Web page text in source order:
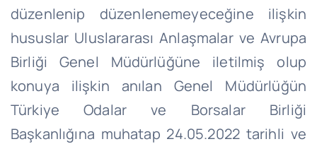
düzenlenip düzenlenemeyeceğine ilişkin
hususlar Uluslararası Anlaşmalar ve Avrupa
Birliği Genel Müdürlüğüne iletilmiş olup
konuya ilişkin anılan Genel Müdürlüğün
Türkiye Odalar ve Borsalar Birliği
Başkanlığına muhatap 24.05.2022 tarihli ve